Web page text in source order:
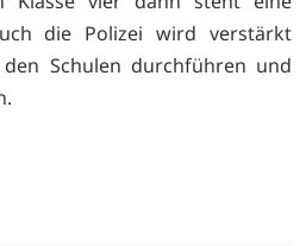
die Polizei wird verstärkt
Schulen durchführen und